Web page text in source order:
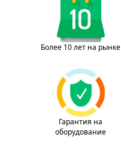
Более 10 лет на рынке
Гарантия на
оборудование